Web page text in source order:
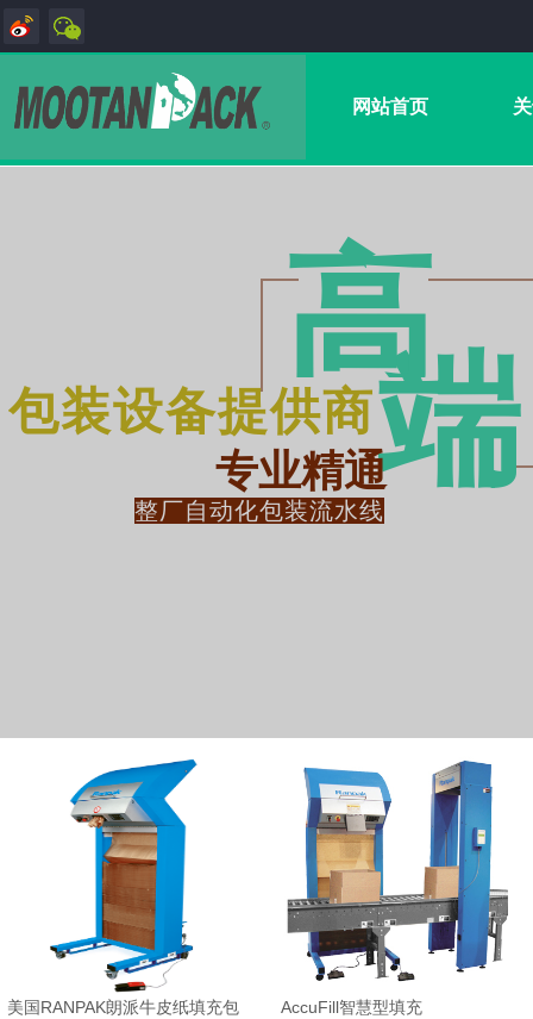
网站首页
专业精通
高
包装设备提供商端
整厂自动化包装流水线
美国RANPAK朗派牛皮纸填充包
AccuFill智慧型填充